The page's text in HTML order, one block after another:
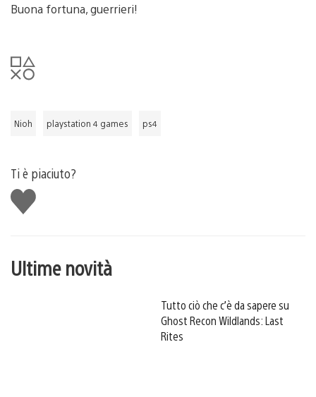
Buona fortuna, guerrieri!
Nioh playstation 4 games ps4
Ti è piaciuto?
Mi
piace
Ultime novità
Tutto ciò che c’è da sapere su
Ghost Recon Wildlands: Last
Rites